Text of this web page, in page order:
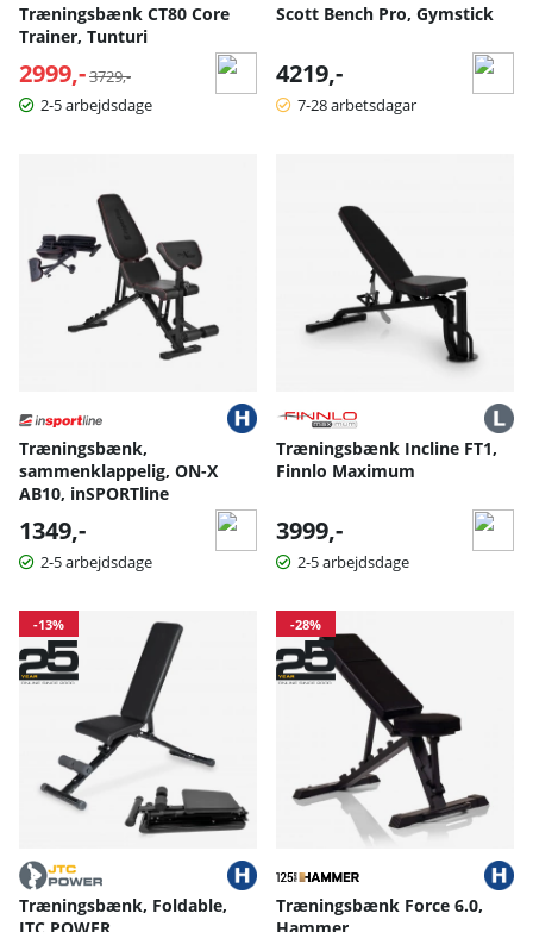
Træningsbænk CT80 Core
Trainer, Tunturi
2999,- Normalpris:
3729,-
2-5 arbejdsdage
Scott Bench Pro, Gymstick
4219,-
7-28 arbetsdagar
Træningsbænk,
sammenklappelig, ON-X
AB10, inSPORTline
1349,-
2-5 arbejdsdage
Træningsbænk Incline FT1,
Finnlo Maximum
3999,-
2-5 arbejdsdage
-13%
Træningsbænk, Foldable,
JTC POWER
-28%
Træningsbænk Force 6.0,
Hammer